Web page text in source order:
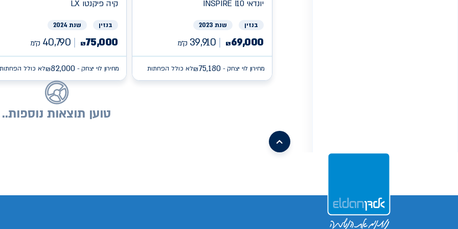
יונדאיINSPIRE I10
בנזין שנת 2023
₪69,000
39,910 ק״מ
מחירון לוי יצחק - ₪75,180 לא כולל הפחתות
קיהפיקנטו LX
בנזין שנת 2024
₪75,000
40,790 ק״מ
מחירון לוי יצחק - ₪82,000 לא כולל הפחתות
טוען תוצאות נוספות..
max/search/firsthand/19559103/יונדאי-באיון /search/firsthand/73605402/קיה-פיקנטו
g70 /search/firsthand/24539803/מאזדה-6